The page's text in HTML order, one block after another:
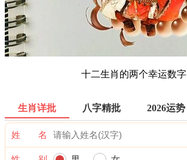
十二生肖的两个幸运数字
生肖详批 八字精批 2026运势
姓 名